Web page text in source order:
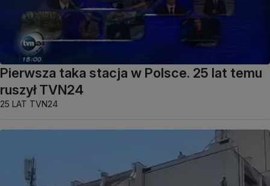
Pierwsza taka stacja w Polsce. 25 lat temu
ruszył TVN24
25 LAT TVN24